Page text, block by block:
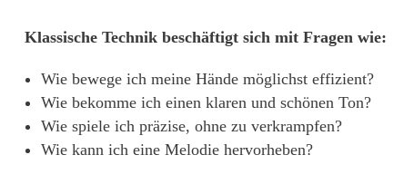
Klassische Technik beschäftigt sich mit Fragen wie:
Wie bewege ich meine Hände möglichst effizient?
Wie bekomme ich einen klaren und schönen Ton?
Wie spiele ich präzise, ohne zu verkrampfen?
Wie kann ich eine Melodie hervorheben?